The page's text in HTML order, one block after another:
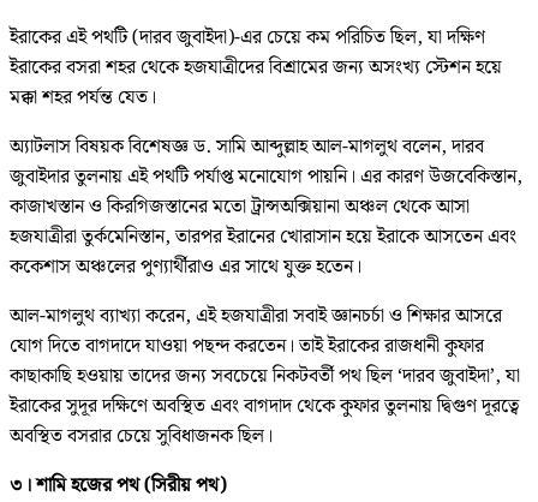
ইরাকের এই পথটি (দারব জুবাইদা)-এর চেয়ে কম পরিচিত ছিল, যা দক্ষিণ
ইরাকের বসরা শহর থেকে হজযাত্রীদের বিশ্রামের জন্য অসংখ্য স্টেশন হয়ে
মক্কা শহর পর্যন্ত যেত।
অ্যাটলাস বিষয়ক বিশেষজ্ঞ ড. সামি আব্দুল্লাহ আল-মাগলুথ বলেন, দারব
জুবাইদার তুলনায় এই পথটি পর্যাপ্ত মনোযোগ পায়নি। এর কারণ উজবেকিস্তান,
কাজাখস্তান ও কিরগিজস্তানের মতো ট্রান্সঅক্সিয়ানা অঞ্চল থেকে আসা
হজযাত্রীরা তুর্কমেনিস্তান, তারপর ইরানের খোরাসান হয়ে ইরাকে আসতেন এবং
ককেশাস অঞ্চলের পুণ্যার্থীরাও এর সাথে যুক্ত হতেন।
আল-মাগলুথ ব্যাখ্যা করেন, এই হজযাত্রীরা সবাই জ্ঞানচর্চা ও শিক্ষার আসরে
যোগ দিতে বাগদাদে যাওয়া পছন্দ করতেন। তাই ইরাকের রাজধানী কুফার
কাছাকাছি হওয়ায় তাদের জন্য সবচেয়ে নিকটবর্তী পথ ছিল ‘দারব জুবাইদা’, যা
ইরাকের সুদূর দক্ষিণে অবস্থিত এবং বাগদাদ থেকে কুফার তুলনায় দ্বিগুণ দূরত্বে
অবস্থিত বসরার চেয়ে সুবিধাজনক ছিল।
৩। শামি হজের পথ (সিরীয় পথ)